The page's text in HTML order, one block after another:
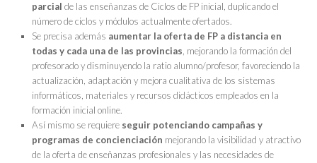
parcial de las enseñanzas de Ciclos de FP inicial, duplicando el
número de ciclos y módulos actualmente ofertados.
Se precisa además aumentar la oferta de FP a distancia en
todas y cada una de las provincias , mejorando la formación del
profesorado y disminuyendo la ratio alumno/profesor, favoreciendo la
actualización, adaptación y mejora cualitativa de los sistemas
informáticos, materiales y recursos didácticos empleados en la
formación inicial online.
Así mismo se requiere seguir potenciando campañas y
programas de concienciación mejorando la visibilidad y atractivo
de la oferta de enseñanzas profesionales y las necesidades de